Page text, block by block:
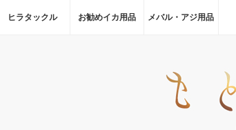
ホーム
ヒラタックル お勧めイカ用品 メバル・アジ用品